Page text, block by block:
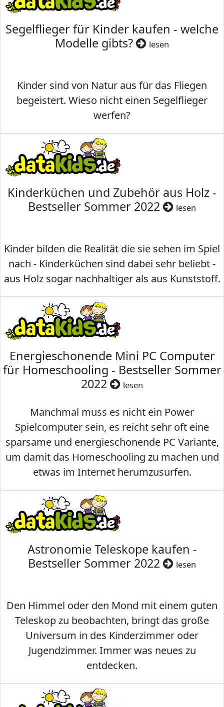
Segelflieger für Kinder kaufen - welche
Modelle gibts?
lesen
Kinder sind von Natur aus für das Fliegen
begeistert. Wieso nicht einen Segelflieger
werfen?
Kinderküchen und Zubehör aus Holz -
Bestseller Sommer 2022
lesen
Kinder bilden die Realität die sie sehen im Spiel
nach - Kinderküchen sind dabei sehr beliebt -
aus Holz sogar nachhaltiger als aus Kunststoff.
Energieschonende Mini PC Computer
für Homeschooling - Bestseller Sommer
2022
lesen
Manchmal muss es nicht ein Power
Spielcomputer sein, es reicht sehr oft eine
sparsame und energieschonende PC Variante,
um damit das Homeschooling zu machen und
etwas im Internet herumzusurfen.
Astronomie Teleskope kaufen -
Bestseller Sommer 2022
lesen
Den Himmel oder den Mond mit einem guten
Teleskop zu beobachten, bringt das große
Universum in des Kinderzimmer oder
Jugendzimmer. Immer was neues zu
entdecken.